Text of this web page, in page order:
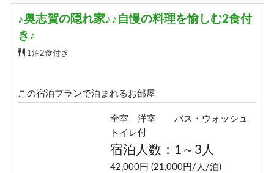
♪奥志賀の隠れ家♪♪自慢の料理を愉しむ2食付
き♪
1泊2食付き
この宿泊プランで泊まれるお部屋
全室 洋室 バス・ウォッシュ
トイレ付
宿泊人数：1～3人
42,000円 (21,000円/人/泊)